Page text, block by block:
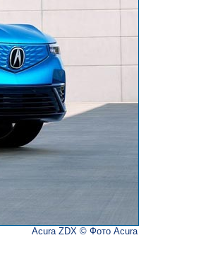
Acura ZDX © Фото Acura